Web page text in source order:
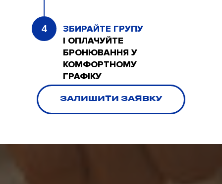
4
ЗБИРАЙТЕ ГРУПУ
І ОПЛАЧУЙТЕ
БРОНЮВАННЯ У
КОМФОРТНОМУ
ГРАФІКУ
ЗАЛИШИТИ ЗАЯВКУ